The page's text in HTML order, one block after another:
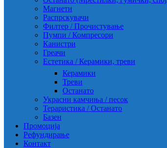
Магнети
Распрскувачи
Филтер / Прочистување
Пумпи / Компресори
Канистри
Греачи
Естетика / Керамики, треви
Керамики
Треви
Останато
Украсни камчиња / песок
Тераристика / Останато
Базен
Промоција
Рефундирање
Контакт